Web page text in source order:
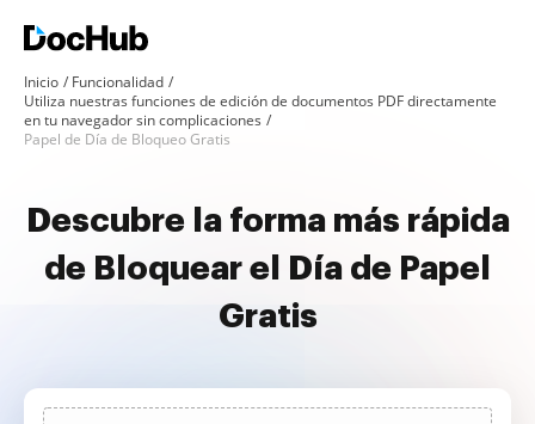
Inicio
Funcionalidad
Utiliza nuestras funciones de edición de documentos PDF directamente
en tu navegador sin complicaciones
Papel de Día de Bloqueo Gratis
Descubre la forma más rápida
de Bloquear el Día de Papel
Gratis